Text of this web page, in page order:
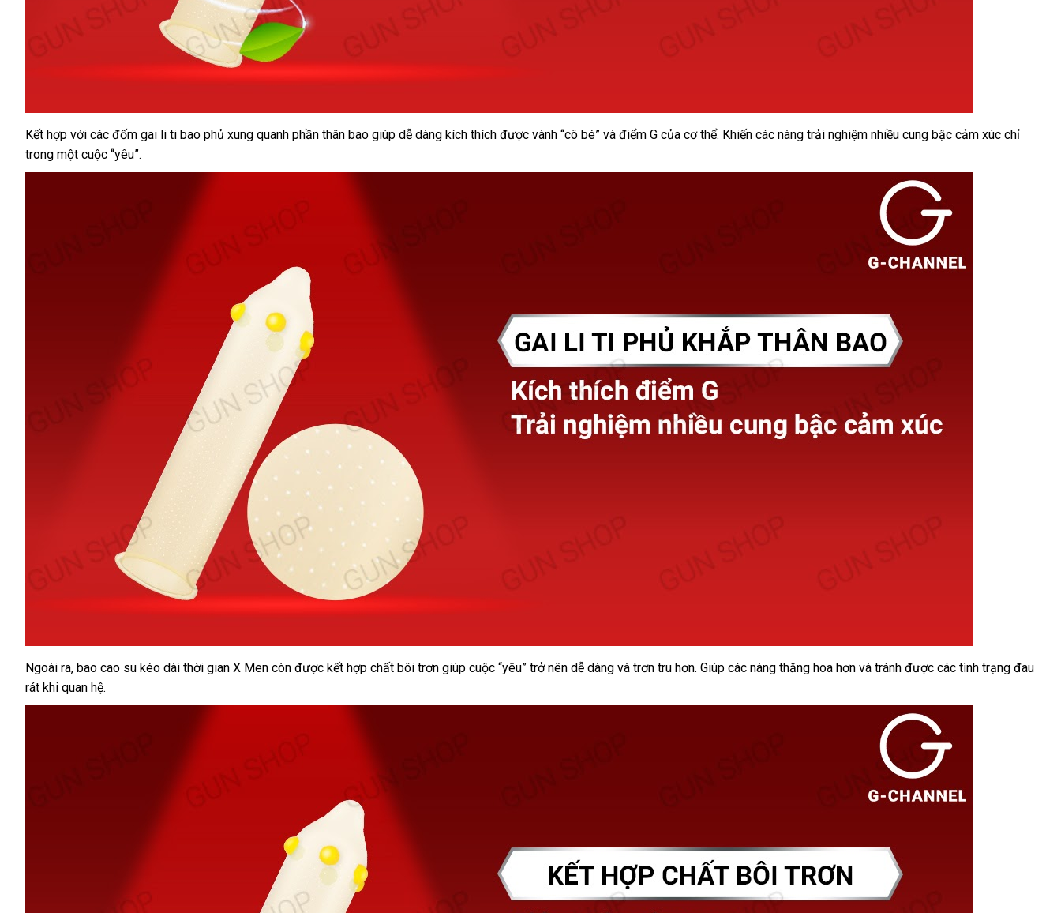
Kết hợp với các đốm gai li ti bao phủ xung quanh phần thân bao giúp dễ dàng kích thích được vành “cô bé” và điểm G của cơ thể. Khiến các nàng trải nghiệm nhiều cung bậc cảm xúc chỉ
trong một cuộc “yêu”.
Ngoài ra, bao cao su kéo dài thời gian X Men còn được kết hợp chất bôi trơn giúp cuộc “yêu” trở nên dễ dàng và trơn tru hơn. Giúp các nàng thăng hoa hơn và tránh được các tình trạng đau
rát khi quan hệ.